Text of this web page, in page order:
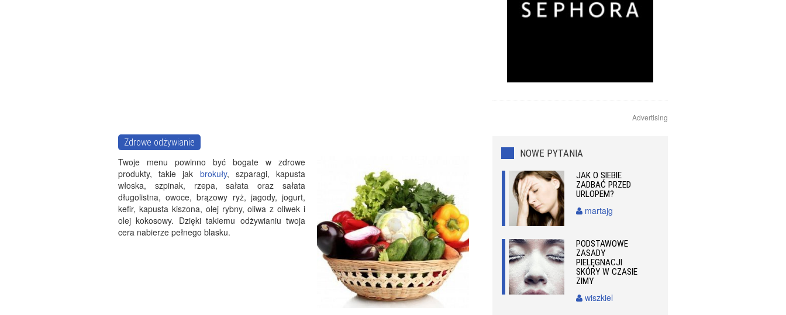
Zdrowe odżywianie
Twoje menu powinno być bogate w zdrowe
produkty, takie jak brokuły, szparagi, kapusta
włoska, szpinak, rzepa, sałata oraz sałata
długolistna, owoce, brązowy ryż, jagody, jogurt,
kefir, kapusta kiszona, olej rybny, oliwa z oliwek i
olej kokosowy. Dzięki takiemu odżywianiu twoja
cera nabierze pełnego blasku.
Advertising
NOWE PYTANIA
JAK O SIEBIE
ZADBAĆ PRZED
URLOPEM?
martajg
PODSTAWOWE
ZASADY
PIELĘGNACJI
SKÓRY W CZASIE
ZIMY
wiszkiel